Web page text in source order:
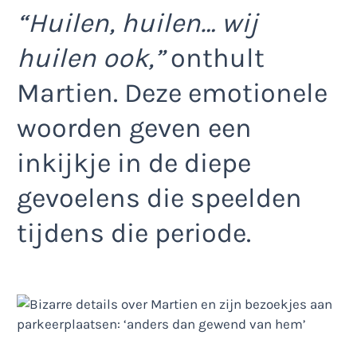
“Huilen, huilen… wij
huilen ook,”onthult
Martien. Deze emotionele
woorden geven een
inkijkje in de diepe
gevoelens die speelden
tijdens die periode.